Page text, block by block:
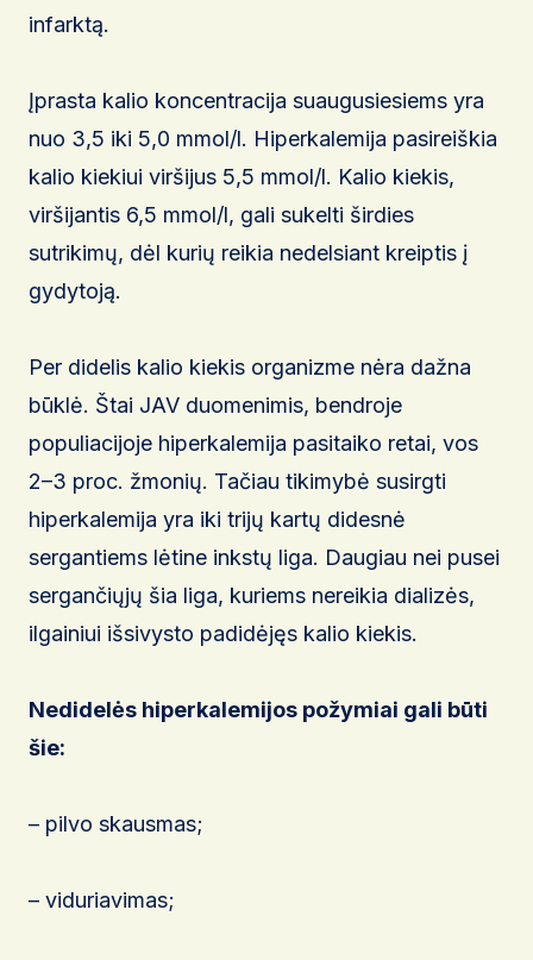
infarktą.
Įprasta kalio koncentracija suaugusiesiems yra
nuo 3,5 iki 5,0 mmol/l. Hiperkalemija pasireiškia
kalio kiekiui viršijus 5,5 mmol/l. Kalio kiekis,
viršijantis 6,5 mmol/l, gali sukelti širdies
sutrikimų, dėl kurių reikia nedelsiant kreiptis į
gydytoją.
Per didelis kalio kiekis organizme nėra dažna
būklė. Štai JAV duomenimis, bendroje
populiacijoje hiperkalemija pasitaiko retai, vos
2–3 proc. žmonių. Tačiau tikimybė susirgti
hiperkalemija yra iki trijų kartų didesnė
sergantiems lėtine inkstų liga. Daugiau nei pusei
sergančiųjų šia liga, kuriems nereikia dializės,
ilgainiui išsivysto padidėjęs kalio kiekis.
Nedidelės hiperkalemijos požymiai gali būti
šie:
– pilvo skausmas;
– viduriavimas;